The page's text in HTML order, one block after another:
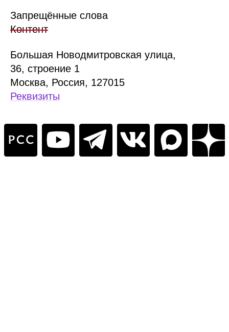
Запрещённые слова
Контент
Большая Новодмитровская улица,
36, строение 1
Москва, Россия, 127015
Реквизиты